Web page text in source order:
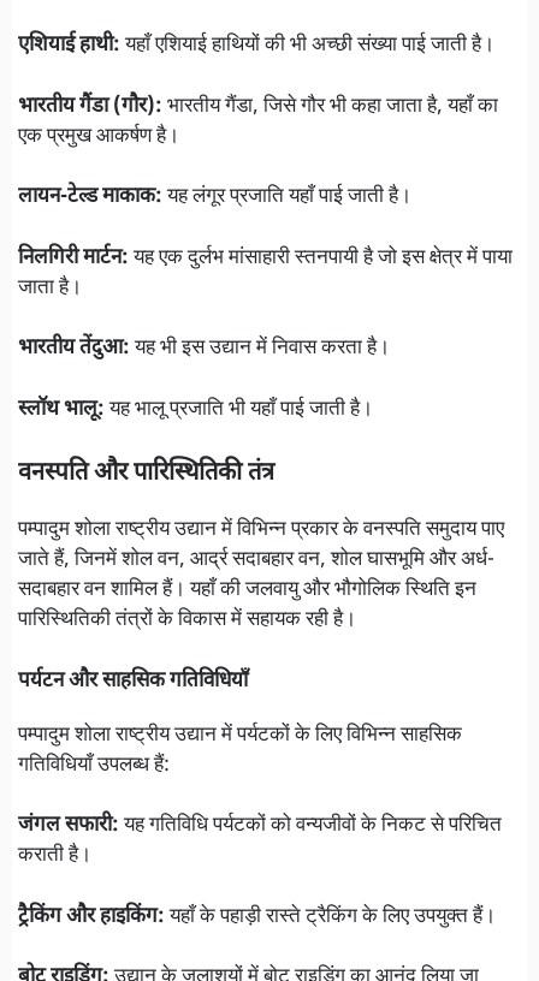
एशियाई हाथी:यहाँ एशियाई हाथियों की भी अच्छी संख्या पाई जाती है।
भारतीय गैंडा (गौर): भारतीय गैंडा, जिसे गौर भी कहा जाता है, यहाँ का
एक प्रमुख आकर्षण है।
लायन-टेल्ड माकाक:यह लंगूर प्रजाति यहाँ पाई जाती है।
निलगिरी मार्टन:यह एक दुर्लभ मांसाहारी स्तनपायी है जो इस क्षेत्र में पाया
जाता है।
भारतीय तेंदुआ:यह भी इस उद्यान में निवास करता है।
स्लॉथ भालू:यह भालू प्रजाति भी यहाँ पाई जाती है।
वनस्पति और पारिस्थितिकी तंत्र
पम्पादुम शोला राष्ट्रीय उद्यान में विभिन्न प्रकार के वनस्पति समुदाय पाए
जाते हैं, जिनमें शोल वन, आर्द्र सदाबहार वन, शोल घासभूमि और अर्ध-
सदाबहार वन शामिल हैं। यहाँ की जलवायु और भौगोलिक स्थिति इन
पारिस्थितिकी तंत्रों के विकास में सहायक रही है।
पर्यटन और साहसिक गतिविधियाँ
पम्पादुम शोला राष्ट्रीय उद्यान में पर्यटकों के लिए विभिन्न साहसिक
गतिविधियाँ उपलब्ध हैं:
जंगल सफारी:यह गतिविधि पर्यटकों को वन्यजीवों के निकट से परिचित
कराती है।
ट्रैकिंग और हाइकिंग:यहाँ के पहाड़ी रास्ते ट्रैकिंग के लिए उपयुक्त हैं।